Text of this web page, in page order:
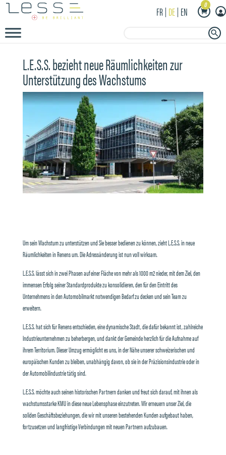
FR DE EN 0
Search Button
L.E.S.S. bezieht neue Räumlichkeiten zur
Unterstützung des Wachstums
Um sein Wachstum zu unterstützen und Sie besser bedienen zu können, zieht L.E.S.S. in neue
Räumlichkeiten in Renens um. Die Adressänderung ist nun voll wirksam.
L.E.S.S. lässt sich in zwei Phasen auf einer Fläche von mehr als 1000 m2 nieder, mit dem Ziel, den
immensen Erfolg seiner Standardprodukte zu konsolidieren, den für den Eintritt des
Unternehmens in den Automobilmarkt notwendigen Bedarf zu decken und sein Team zu
erweitern.
L.E.S.S. hat sich für Renens entschieden, eine dynamische Stadt, die dafür bekannt ist, zahlreiche
Industrieunternehmen zu beherbergen, und dankt der Gemeinde herzlich für die Aufnahme auf
ihrem Territorium. Dieser Umzug ermöglicht es uns, in der Nähe unserer schweizerischen und
europäischen Kunden zu bleiben, unabhängig davon, ob sie in der Präzisionsindustrie oder in
der Automobilindustrie tätig sind.
L.E.S.S. möchte auch seinen historischen Partnern danken und freut sich darauf, mit ihnen als
wachstumsstarke KMU in diese neue Lebensphase einzutreten. Wir erneuern unser Ziel, die
soliden Geschäftsbeziehungen, die wir mit unseren bestehenden Kunden aufgebaut haben,
fortzusetzen und langfristige Verbindungen mit neuen Partnern aufzubauen.